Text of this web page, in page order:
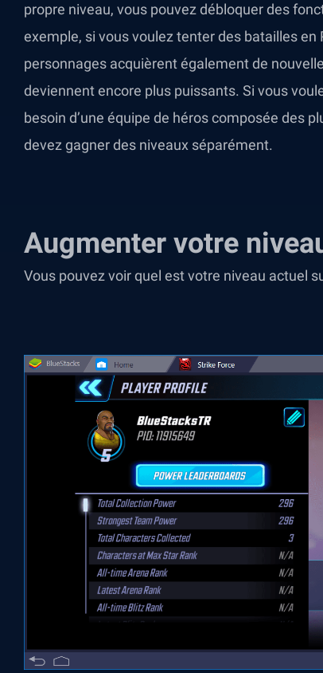
propre niveau, vous pouvez débloquer des
exemple, si vous voulez tenter des batailles en
personnages acquièrent également de
deviennent encore plus puissants. Si vous
besoin d’une équipe de héros composée des
devez gagner des niveaux séparément.
Augmenter votre
Vous pouvez voir quel est votre niveau actuel